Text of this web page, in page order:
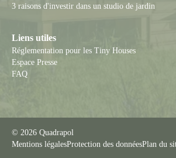
3 raisons d'investir dans un studio de jardin
Liens utiles
Réglementation pour les Tiny Houses
Espace Presse
FAQ
© 2026 Quadrapol
Mentions légalesProtection des donnéesPlan du